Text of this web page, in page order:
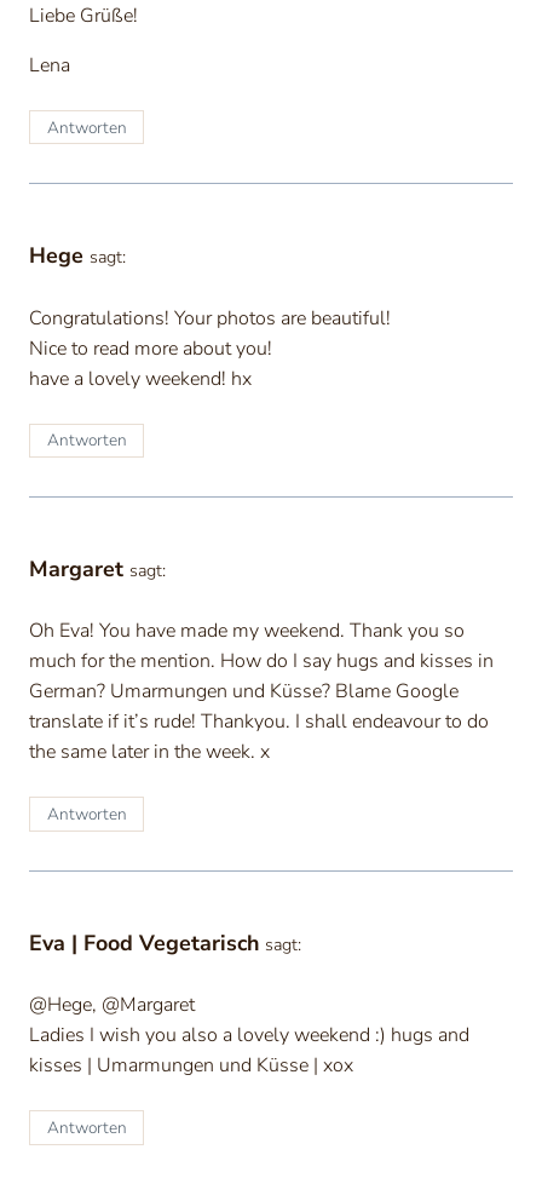
Liebe Grüße!
Lena
Antworten
Hege sagt:
Congratulations! Your photos are beautiful!
Nice to read more about you!
have a lovely weekend! hx
Antworten
Margaret sagt:
Oh Eva! You have made my weekend. Thank you so
much for the mention. How do I say hugs and kisses in
German? Umarmungen und Küsse? Blame Google
translate if it’s rude! Thankyou. I shall endeavour to do
the same later in the week. x
Antworten
Eva | Food Vegetarisch sagt:
@Hege, @Margaret
Ladies I wish you also a lovely weekend :) hugs and
kisses | Umarmungen und Küsse | xox
Antworten